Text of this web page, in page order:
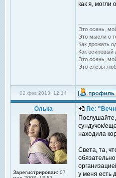
как я, могли
Это осень,
Это мысли о
Как дрожать
Как осиновый
Это осень,
Это слезы
02 фев 2013, 12:14
Олька
Зарегистрирован: 07
Re:
сундучок/
находила
Света, та,
у меня есть